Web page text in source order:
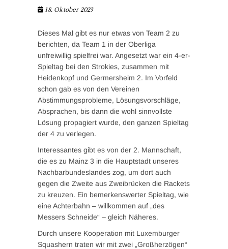
18. Oktober 2023
Dieses Mal gibt es nur etwas von Team 2 zu
berichten, da Team 1 in der Oberliga
unfreiwillig spielfrei war. Angesetzt war ein 4-er-
Spieltag bei den Strokies, zusammen mit
Heidenkopf und Germersheim 2. Im Vorfeld
schon gab es von den Vereinen
Abstimmungsprobleme, Lösungsvorschläge,
Absprachen, bis dann die wohl sinnvollste
Lösung propagiert wurde, den ganzen Spieltag
der 4 zu verlegen.
Interessantes gibt es von der 2. Mannschaft,
die es zu Mainz 3 in die Hauptstadt unseres
Nachbarbundeslandes zog, um dort auch
gegen die Zweite aus Zweibrücken die Rackets
zu kreuzen. Ein bemerkenswerter Spieltag, wie
eine Achterbahn – willkommen auf „des
Messers Schneide“ – gleich Näheres.
Durch unsere Kooperation mit Luxemburger
Squashern traten wir mit zwei „Großherzögen“